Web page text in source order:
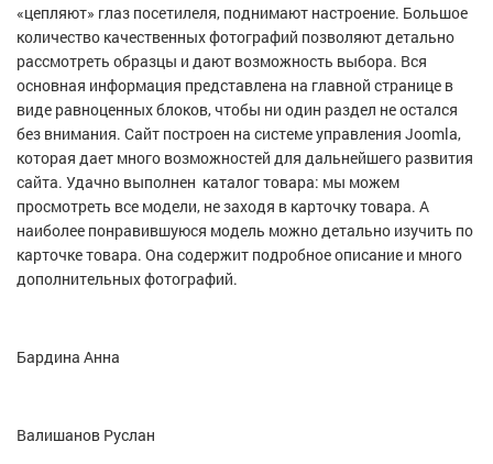
«цепляют» глаз посетилеля, поднимают настроение. Большое
количество качественных фотографий позволяют детально
рассмотреть образцы и дают возможность выбора. Вся
основная информация представлена на главной странице в
виде равноценных блоков, чтобы ни один раздел не остался
без внимания. Сайт построен на системе управления Joomla,
которая дает много возможностей для дальнейшего развития
сайта. Удачно выполнен каталог товара: мы можем
просмотреть все модели, не заходя в карточку товара. А
наиболее понравившуюся модель можно детально изучить по
карточке товара. Она содержит подробное описание и много
дополнительных фотографий.
Бардина Анна
Валишанов Руслан